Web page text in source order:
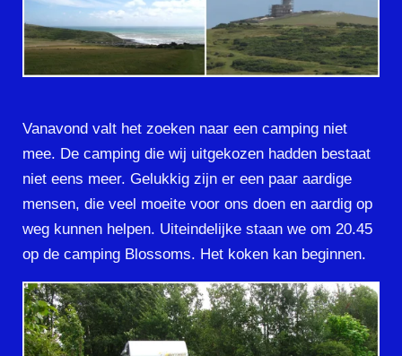
Vanavond valt het zoeken naar een camping niet
mee. De camping die wij uitgekozen hadden bestaat
niet eens meer. Gelukkig zijn er een paar aardige
mensen, die veel moeite voor ons doen en aardig op
weg kunnen helpen. Uiteindelijke staan we om 20.45
op de camping Blossoms. Het koken kan beginnen.